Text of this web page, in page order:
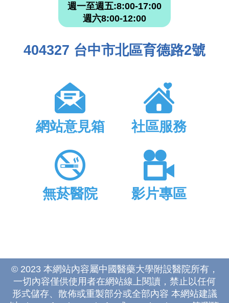
週一至週五:8:00-17:00
週六8:00-12:00
404327 台中市北區育德路2號
網站意見箱 社區服務
無菸醫院 影片專區
© 2023 本網站內容屬中國醫藥大學附設醫院所有，
一切內容僅供使用者在網站線上閱讀，禁止以任何
形式儲存、散佈或重製部分或全部內容 本網站建議